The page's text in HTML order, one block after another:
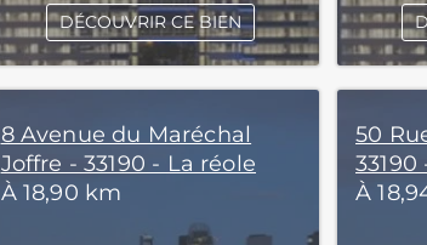
DÉCOUVRIR CE BIEN
8 Avenue du Maréchal
Joffre - 33190 - La réole
À 18,90 km
50
33190
À